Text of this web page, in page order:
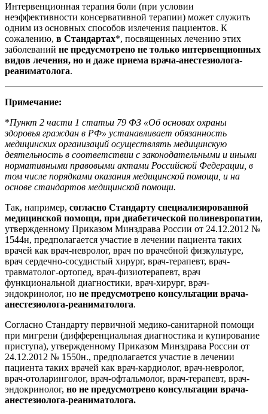
Интервенционная терапия боли (при условии
неэффективности консервативной терапии) может служить
одним из основных способов излечения пациентов. К
сожалению, в Стандартах*, посвященных лечению этих
заболеваний не предусмотрено не только интервенционных
видов лечения, но и даже приема врача-анестезиолога-
реаниматолога.
Примечание:
*Пункт 2 части 1 статьи 79 ФЗ «Об основах охраны
здоровья граждан в РФ» устанавливает обязанность
медицинских организаций осуществлять медицинскую
деятельность в соответствии с законодательными и иными
нормативными правовыми актами Российской Федерации, в
том числе порядками оказания медицинской помощи, и на
основе стандартов медицинской помощи.
Так, например, согласно Стандарту специализированной
медицинской помощи, при диабетической полиневропатии,
утвержденному Приказом Минздрава России от 24.12.2012 №
1544н, предполагается участие в лечении пациента таких
врачей как врач-невролог, врач по врачебной физкультуре,
врач сердечно-сосудистый хирург, врач-терапевт, врач-
травматолог-ортопед, врач-физиотерапевт, врач
функциональной диагностики, врач-хирург, врач-
эндокринолог, но не предусмотрено консультации врача-
анестезиолога-реаниматолога.
Согласно Стандарту первичной медико-санитарной помощи
при мигрени (дифференциальная диагностика и купирование
приступа), утвержденному Приказом Минздрава России от
24.12.2012 № 1550н., предполагается участие в лечении
пациента таких врачей как врач-кардиолог, врач-невролог,
врач-отоларинголог, врач-офтальмолог, врач-терапевт, врач-
эндокринолог, но не предусмотрено консультации врача-
анестезиолога-реаниматолога.